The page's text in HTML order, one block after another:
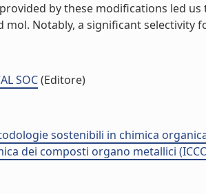
by these modifications led
mol. Notably, a significant selectivity
SOC(Editore)
sostenibili in chimica
dei composti organo metallici